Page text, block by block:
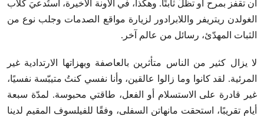
أن تقفز بمرح أو تظلّ ثابتًا. وهكذا، في الآونة الأخيرة، استُدعيَ كلاب
الغولدن ريتريفر واللابرادور لزيارة مواقع الصدمات وجلب نوع من
الثبات المهدّئ، رسائل من عالم آخر.
لا يزال كثير من الناس متأثرين بالعاصفة وبهزاتها الارتدادية غير
المرئية. لقد كانوا وما زالوا عالقين، وأنا نفسي كنتُ متيبّسة نفسيًا،
غير قادرة على الاستسلام أو الفعل، طاقتي محبوسة. لمدّة سبعة
أيام تقريبًا، استحقت مانهاتن السفلى، وفقًا للفيلسوف المقيم لدينا